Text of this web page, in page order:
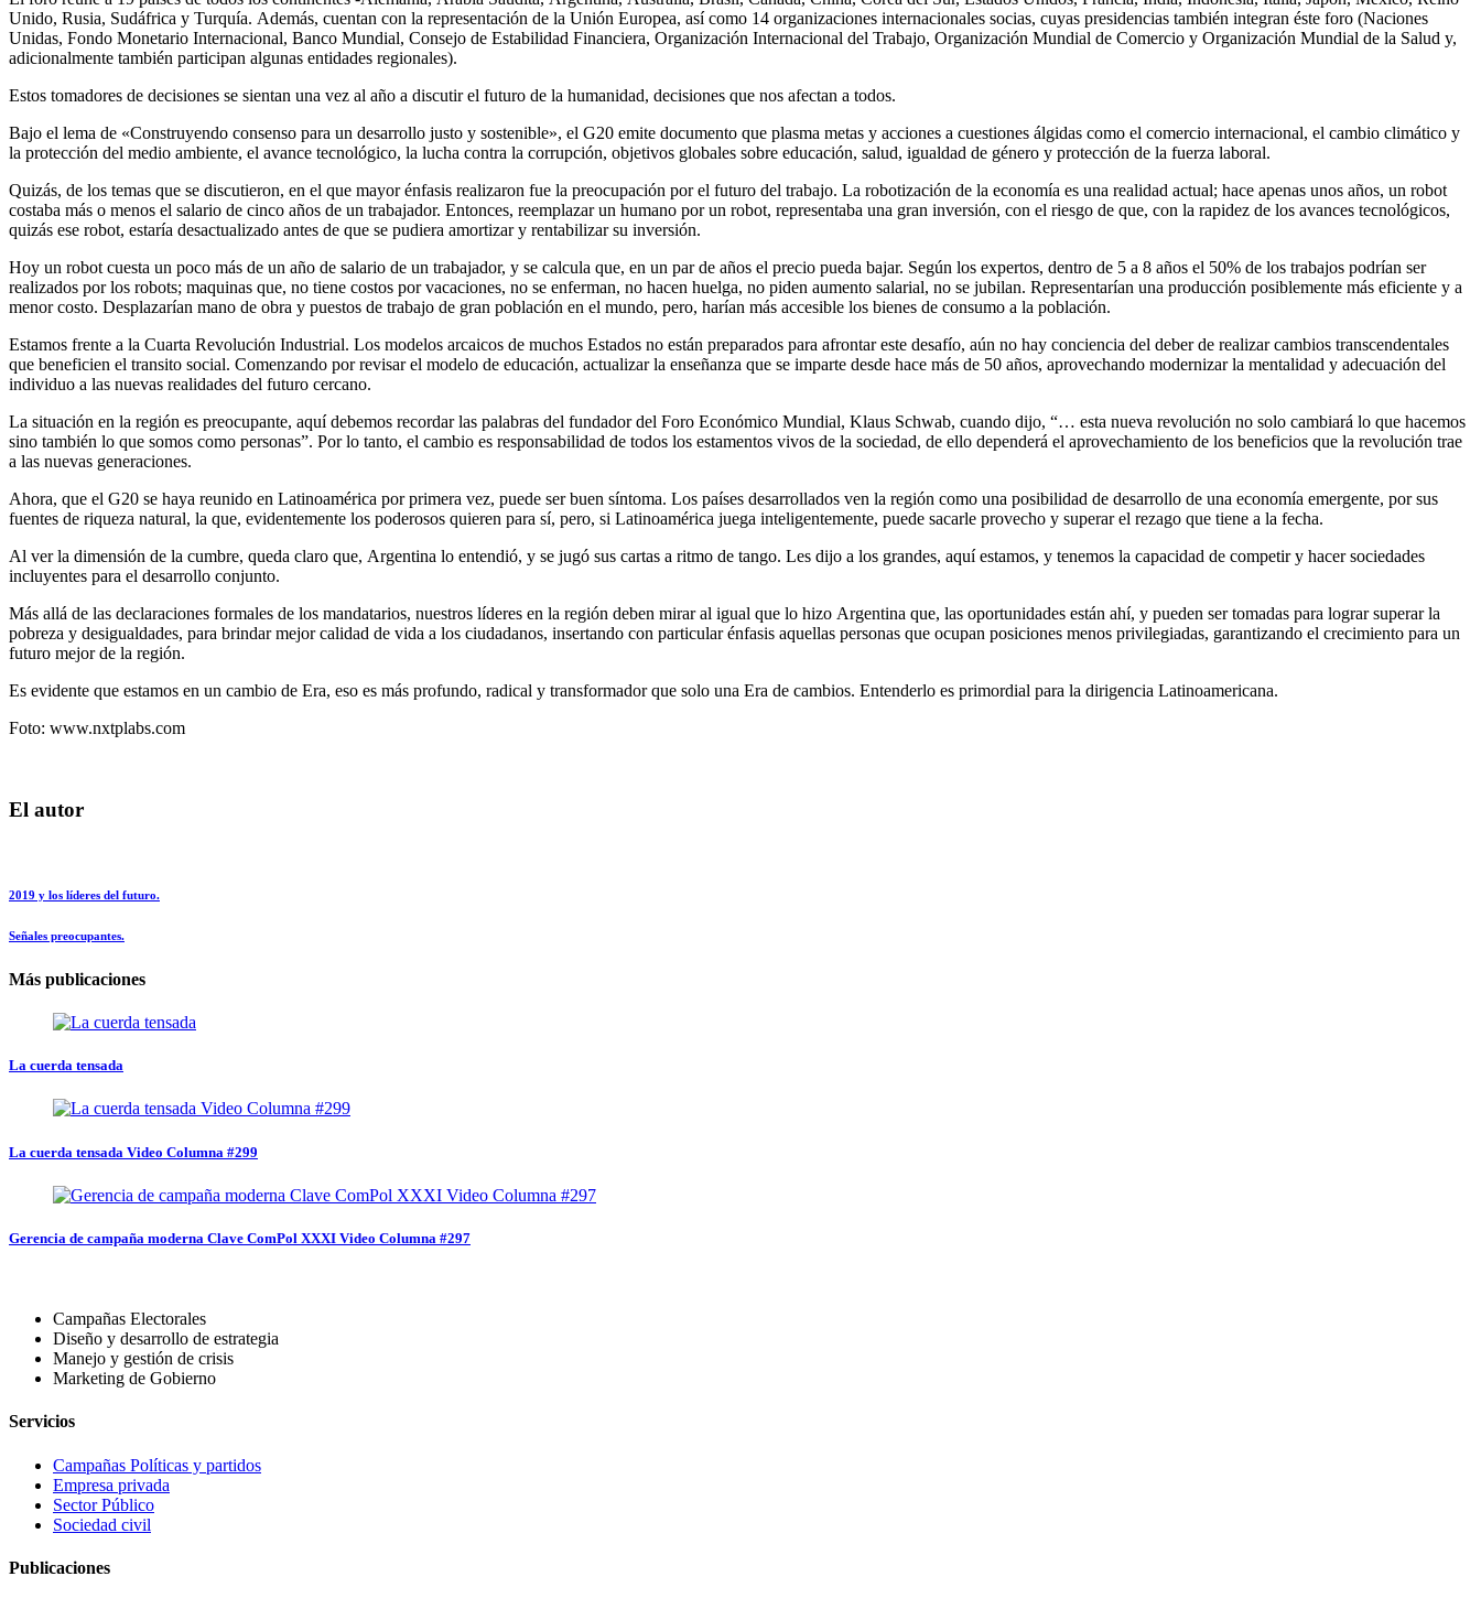
Unido, Rusia, Sudáfrica y Turquía. Además, cuentan con la representación de la Unión Europea, así como 14 organizaciones internacionales socias, cuyas presidencias también integran éste foro (Naciones
Unidas, Fondo Monetario Internacional, Banco Mundial, Consejo de Estabilidad Financiera, Organización Internacional del Trabajo, Organización Mundial de Comercio y Organización Mundial de la Salud y,
adicionalmente también participan algunas entidades regionales).
Estos tomadores de decisiones se sientan una vez al año a discutir el futuro de la humanidad, decisiones que nos afectan a todos.
Bajo el lema de «Construyendo consenso para un desarrollo justo y sostenible», el G20 emite documento que plasma metas y acciones a cuestiones álgidas como el comercio internacional, el cambio climático y
la protección del medio ambiente, el avance tecnológico, la lucha contra la corrupción, objetivos globales sobre educación, salud, igualdad de género y protección de la fuerza laboral.
Quizás, de los temas que se discutieron, en el que mayor énfasis realizaron fue la preocupación por el futuro del trabajo. La robotización de la economía es una realidad actual; hace apenas unos años, un robot
costaba más o menos el salario de cinco años de un trabajador. Entonces, reemplazar un humano por un robot, representaba una gran inversión, con el riesgo de que, con la rapidez de los avances tecnológicos,
quizás ese robot, estaría desactualizado antes de que se pudiera amortizar y rentabilizar su inversión.
Hoy un robot cuesta un poco más de un año de salario de un trabajador, y se calcula que, en un par de años el precio pueda bajar. Según los expertos, dentro de 5 a 8 años el 50% de los trabajos podrían ser
realizados por los robots; maquinas que, no tiene costos por vacaciones, no se enferman, no hacen huelga, no piden aumento salarial, no se jubilan. Representarían una producción posiblemente más eficiente y a
menor costo. Desplazarían mano de obra y puestos de trabajo de gran población en el mundo, pero, harían más accesible los bienes de consumo a la población.
Estamos frente a la Cuarta Revolución Industrial. Los modelos arcaicos de muchos Estados no están preparados para afrontar este desafío, aún no hay conciencia del deber de realizar cambios transcendentales
que beneficien el transito social. Comenzando por revisar el modelo de educación, actualizar la enseñanza que se imparte desde hace más de 50 años, aprovechando modernizar la mentalidad y adecuación del
individuo a las nuevas realidades del futuro cercano.
La situación en la región es preocupante, aquí debemos recordar las palabras del fundador del Foro Económico Mundial, Klaus Schwab, cuando dijo, “… esta nueva revolución no solo cambiará lo que hacemos
sino también lo que somos como personas”. Por lo tanto, el cambio es responsabilidad de todos los estamentos vivos de la sociedad, de ello dependerá el aprovechamiento de los beneficios que la revolución trae
a las nuevas generaciones.
Ahora, que el G20 se haya reunido en Latinoamérica por primera vez, puede ser buen síntoma. Los países desarrollados ven la región como una posibilidad de desarrollo de una economía emergente, por sus
fuentes de riqueza natural, la que, evidentemente los poderosos quieren para sí, pero, si Latinoamérica juega inteligentemente, puede sacarle provecho y superar el rezago que tiene a la fecha.
Al ver la dimensión de la cumbre, queda claro que, Argentina lo entendió, y se jugó sus cartas a ritmo de tango. Les dijo a los grandes, aquí estamos, y tenemos la capacidad de competir y hacer sociedades
incluyentes para el desarrollo conjunto.
Más allá de las declaraciones formales de los mandatarios, nuestros líderes en la región deben mirar al igual que lo hizo Argentina que, las oportunidades están ahí, y pueden ser tomadas para lograr superar la
pobreza y desigualdades, para brindar mejor calidad de vida a los ciudadanos, insertando con particular énfasis aquellas personas que ocupan posiciones menos privilegiadas, garantizando el crecimiento para un
futuro mejor de la región.
Es evidente que estamos en un cambio de Era, eso es más profundo, radical y transformador que solo una Era de cambios. Entenderlo es primordial para la dirigencia Latinoamericana.
Foto: www.nxtplabs.com
El autor
2019 y los líderes del futuro.
Señales preocupantes.
Más publicaciones
La cuerda tensada
La cuerda tensada Video Columna #299
Gerencia de campaña moderna Clave ComPol XXXI Video Columna #297
Campañas Electorales
Diseño y desarrollo de estrategia
Manejo y gestión de crisis
Marketing de Gobierno
Servicios
Campañas Políticas y partidos
Empresa privada
Sector Público
Sociedad civil
Publicaciones